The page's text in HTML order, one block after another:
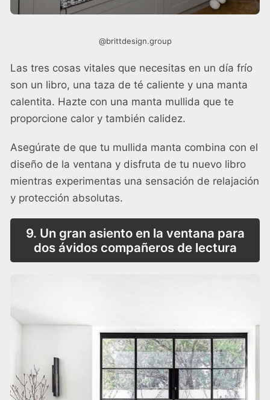
@brittdesign.group
Las tres cosas vitales que necesitas en un día frío
son un libro, una taza de té caliente y una manta
calentita. Hazte con una manta mullida que te
proporcione calor y también calidez.
Asegúrate de que tu mullida manta combina con el
diseño de la ventana y disfruta de tu nuevo libro
mientras experimentas una sensación de relajación
y protección absolutas.
9. Un gran asiento en la ventana para
dos ávidos compañeros de lectura